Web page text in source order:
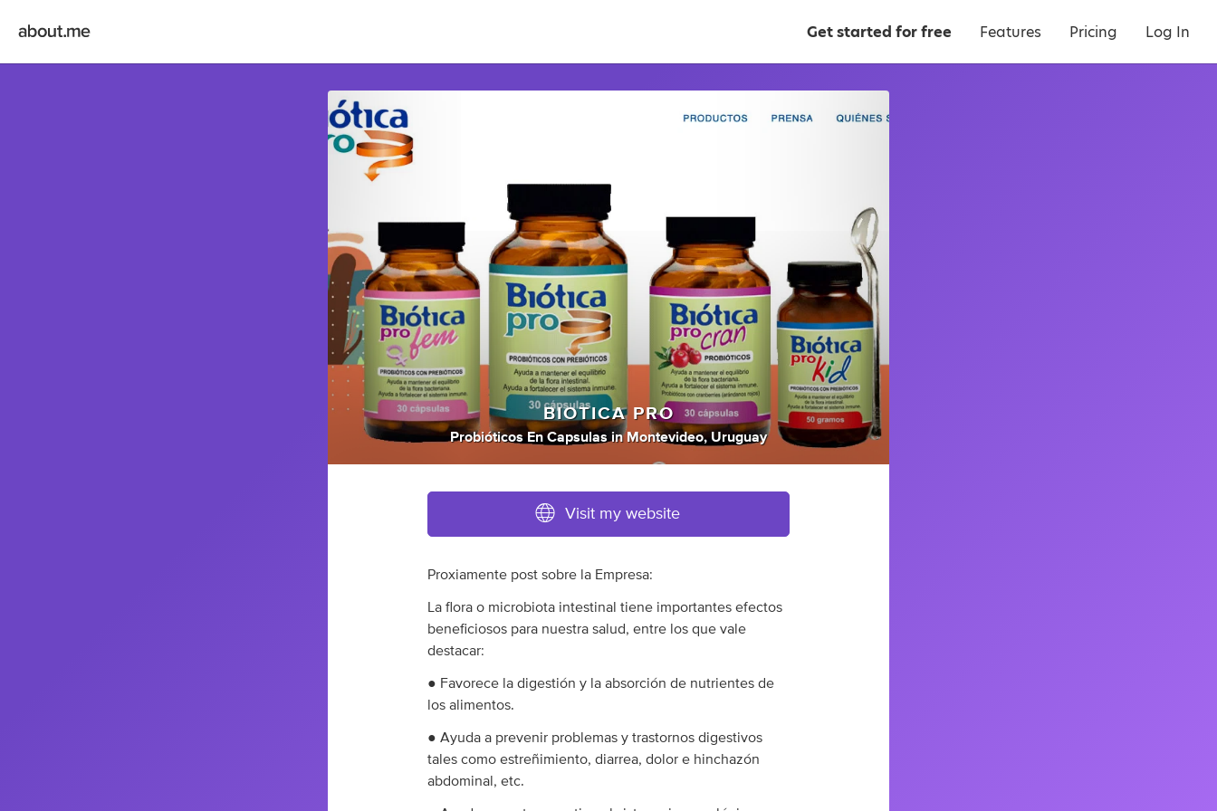
Get started for free Features Pricing Log In
BIOTICA PRO
Probióticos En Capsulas in Montevideo, Uruguay
Visit my website
Proxiamente post sobre la Empresa:
La flora o microbiota intestinal tiene importantes efectos
beneficiosos para nuestra salud, entre los que vale
destacar:
● Favorece la digestión y la absorción de nutrientes de
los alimentos.
● Ayuda a prevenir problemas y trastornos digestivos
tales como estreñimiento, diarrea, dolor e hinchazón
abdominal, etc.